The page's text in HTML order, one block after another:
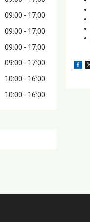
09:00
17:00
09:00
17:00
09:00
17:00
09:00
17:00
10:00
16:00
10:00 16:00